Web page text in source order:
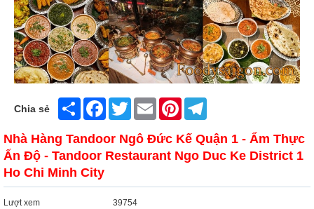
Chia sẻ Share FacebookTwitter Email Pinterest
Nhà Hàng Tandoor Ngô Đức Kế Quận 1 - Ẩm Thực
Ấn Độ - Tandoor Restaurant Ngo Duc Ke District 1
Ho Chi Minh City
Lượt xem
39754